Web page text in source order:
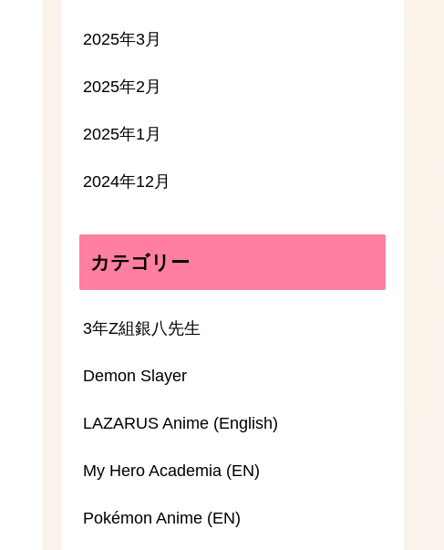
2025年3月
2025年2月
2025年1月
2024年12月
カテゴリー
3年Z組銀八先生
Demon Slayer
LAZARUS Anime (English)
My Hero Academia (EN)
Pokémon Anime (EN)